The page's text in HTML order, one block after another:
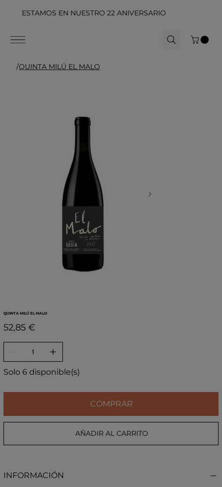
ESTAMOS EN NUESTRO 22 ANIVERSARIO
/QUINTA MILÚ EL MALO
QUINTA MILÚ EL MALO
Precio
52,85 €
Solo 6 disponible(s)
COMPRAR
AÑADIR AL CARRITO
INFORMACIÓN